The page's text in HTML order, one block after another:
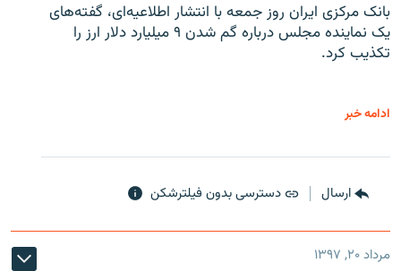
بانک مرکزی ایران روز جمعه با انتشار اطلاعیه‌ای، گفته‌های
یک نماینده مجلس درباره گم شدن ۹ میلیارد دلار ارز را
تکذیب کرد.
ادامه خبر
ارسال دسترسی بدون فیلترشکن
مرداد ۲۰, ۱۳۹۷